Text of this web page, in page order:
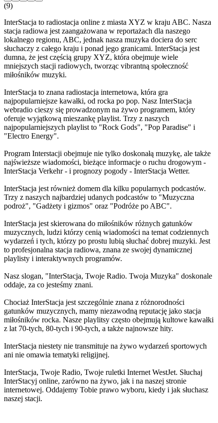
(9)
InterStacja to radiostacja online z miasta XYZ w kraju ABC. Nasza
stacja radiowa jest zaangażowana w reportażach dla naszego
lokalnego regionu, ABC, jednak nasza muzyka dociera do serc
słuchaczy z całego kraju i ponad jego granicami. InterStacja jest
dumna, że jest częścią grupy XYZ, która obejmuje wiele
mniejszych stacji radiowych, tworząc vibrantną społeczność
miłośników muzyki.
InterStacja to znana radiostacja internetowa, która gra
najpopularniejsze kawałki, od rocka po pop. Nasz InterStacja
webradio cieszy się prowadzonym na żywo programem, który
oferuje wyjątkową mieszankę playlist. Trzy z naszych
najpopularniejszych playlist to "Rock Gods", "Pop Paradise" i
"Electro Energy".
Program Interstacji obejmuje nie tylko doskonałą muzykę, ale także
najświeższe wiadomości, bieżące informacje o ruchu drogowym -
InterStacja Verkehr - i prognozy pogody - InterStacja Wetter.
InterStacja jest również domem dla kilku popularnych podcastów.
Trzy z naszych najbardziej udanych podcastów to "Muzyczna
podroż", "Gadżety i gizmos" oraz "Podróże po ABC".
InterStacja jest skierowana do miłośników różnych gatunków
muzycznych, ludzi którzy cenią wiadomości na temat codziennych
wydarzeń i tych, którzy po prostu lubią słuchać dobrej muzyki. Jest
to profesjonalna stacja radiowa, znana ze swojej dynamicznej
playlisty i interaktywnych programów.
Nasz slogan, "InterStacja, Twoje Radio. Twoja Muzyka" doskonale
oddaje, za co jesteśmy znani.
Chociaż InterStacja jest szczególnie znana z różnorodności
gatunków muzycznych, mamy niezawodną reputację jako stacja
miłośników rocka. Nasze playlitsy często obejmują kultowe kawałki
z lat 70-tych, 80-tych i 90-tych, a także najnowsze hity.
InterStacja niestety nie transmituje na żywo wydarzeń sportowych
ani nie omawia tematyki religijnej.
InterStacja, Twoje Radio, Twoje ruletki Internet WestJet. Słuchaj
InterStacyj online, zarówno na żywo, jak i na naszej stronie
internetowej. Oddajemy Tobie prawo wyboru, kiedy i jak słuchasz
naszej stacji.